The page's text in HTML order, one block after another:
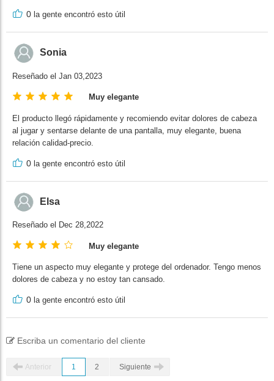
0 la gente encontró esto útil
Sonia
Reseñado el Jan 03,2023
Muy elegante
El producto llegó rápidamente y recomiendo evitar dolores de cabeza
al jugar y sentarse delante de una pantalla, muy elegante, buena
relación calidad-precio.
0 la gente encontró esto útil
Elsa
Reseñado el Dec 28,2022
Muy elegante
Tiene un aspecto muy elegante y protege del ordenador. Tengo menos
dolores de cabeza y no estoy tan cansado.
0 la gente encontró esto útil
Escriba un comentario del cliente
Anterior 1 2 Siguiente